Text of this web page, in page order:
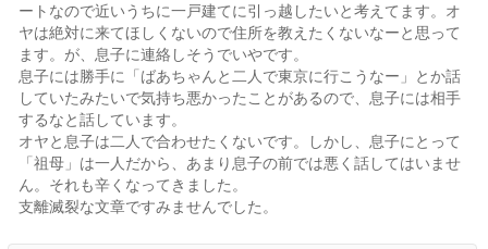
ートなので近いうちに一戸建てに引っ越したいと考えてます。オ
ヤは絶対に来てほしくないので住所を教えたくないなーと思って
ます。が、息子に連絡しそうでいやです。
息子には勝手に「ばあちゃんと二人で東京に行こうなー」とか話
していたみたいで気持ち悪かったことがあるので、息子には相手
するなと話しています。
オヤと息子は二人で合わせたくないです。しかし、息子にとって
「祖母」は一人だから、あまり息子の前では悪く話してはいませ
ん。それも辛くなってきました。
支離滅裂な文章ですみませんでした。